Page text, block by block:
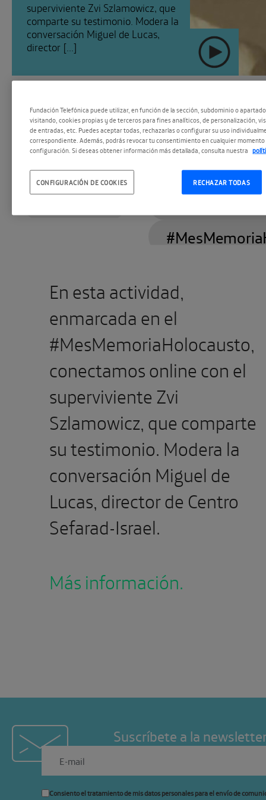
superviviente Zvi Szlamowicz, que
comparte su testimonio. Modera la
conversación Miguel de Lucas,
director [...]
En esta actividad,
enmarcada en el
#MesMemoriaHolocausto,
conectamos online con el
superviviente Zvi
Szlamowicz, que comparte
su testimonio. Modera la
conversación Miguel de
Lucas, director de Centro
Sefarad-Israel.
Más información.
Suscríbete a la
Consiento el tratamiento de mis datos personales para el envío de
Fundación Telefónica puede utilizar, en función de la sección, subdominio o
visitando, cookies propias y de terceros para fines analíticos, de personalización,
de entradas, etc. Puedes aceptar todas, rechazarlas o configurar su uso
correspondiente. Además, podrás revocar tu consentimiento en cualquier momento
configuración. Si deseas obtener información más detallada, consulta nuestra
RECHAZAR TODAS
CONFIGURACIÓN DE COOKIES